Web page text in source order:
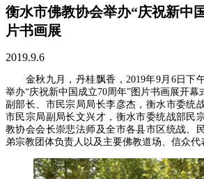
衡水市佛教协会举办“庆祝新中
片书画展
2019.9.6
金秋九月，丹桂飘香，2019年9月6日下
举办“庆祝新中国成立70周年”图片书画展开
副部长、市民宗局局长李彦杰，衡水市委统
市民宗局副局长文兴才，衡水市委统战部民
教协会会长崇悲法师及全市各县市区统战、
弟宗教团体负责人以及主要佛教道场、信众代